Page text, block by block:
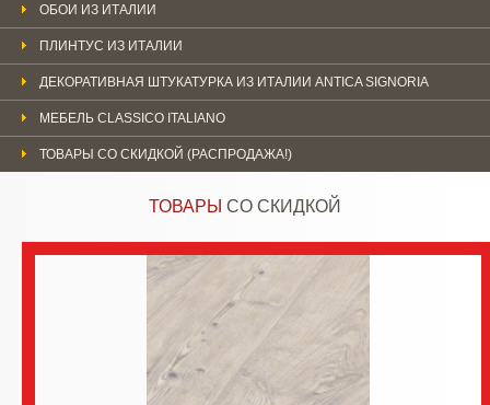
ОБОИ ИЗ ИТАЛИИ
ПЛИНТУС ИЗ ИТАЛИИ
ДЕКОРАТИВНАЯ ШТУКАТУРКА ИЗ ИТАЛИИ ANTICA SIGNORIA
МЕБЕЛЬ CLASSICO ITALIANO
ТОВАРЫ СО СКИДКОЙ (РАСПРОДАЖА!)
ТОВАРЫ СО СКИДКОЙ